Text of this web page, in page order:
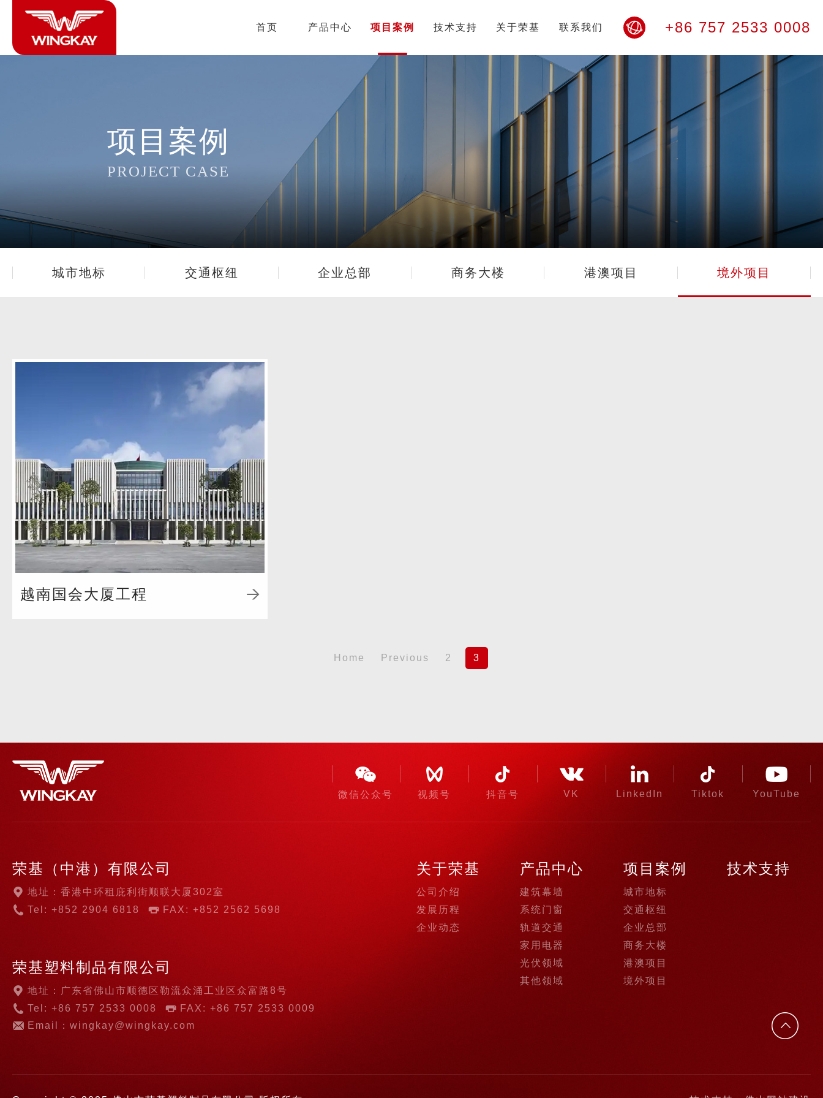
首页 产品中心 项目案例 技术支持 关于荣基 联系我们 +86 757 2533 0008
项目案例
PROJECT CASE
城市地标 交通枢纽 企业总部 商务大楼 港澳项目 境外项目
越南国会大厦工程
Home Previous 2 3
微信公众号 视频号 抖音号 VK LinkedIn Tiktok YouTube
荣基（中港）有限公司
地址：香港中环租庇利街顺联大厦302室
Tel: +852 2904 6818
FAX: +852 2562 5698
荣基塑料制品有限公司
地址：广东省佛山市顺德区勒流众涌工业区众富路8号
Tel: +86 757 2533 0008
FAX: +86 757 2533 0009
Email：wingkay@wingkay.com
关于荣基
公司介绍
发展历程
企业动态
产品中心
建筑幕墙
系统门窗
轨道交通
家用电器
光伏领域
其他领域
项目案例
城市地标
交通枢纽
企业总部
商务大楼
港澳项目
境外项目
技术支持